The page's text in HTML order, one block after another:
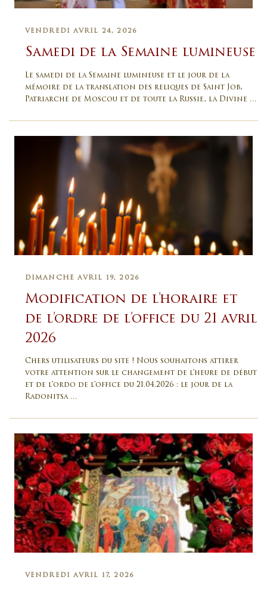
VENDREDI AVRIL 24, 2026
Samedi de la Semaine lumineuse
Le samedi de la Semaine lumineuse et le jour de la
mémoire de la translation des reliques de Saint Job,
Patriarche de Moscou et de toute la Russie, la Divine …
DIMANCHE AVRIL 19, 2026
Modification de l’horaire et
de l’ordre de l’office du 21 avril
2026
Chers utilisateurs du site ! Nous souhaitons attirer
votre attention sur le changement de l’heure de début
et de l’ordo de l’office du 21.04.2026 : le jour de la
Radonitsa …
VENDREDI AVRIL 17, 2026